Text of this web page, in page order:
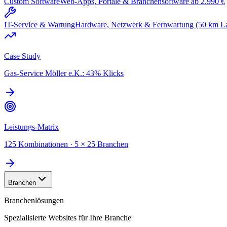
IT-Service & WartungHardware, Netzwerk & Fernwartung (50 km
Case Study
Gas-Service Möller e.K.: 43% Klicks
Leistungs-Matrix
125 Kombinationen · 5 × 25 Branchen
Branchen
Branchenlösungen
Spezialisierte Websites für Ihre Branche